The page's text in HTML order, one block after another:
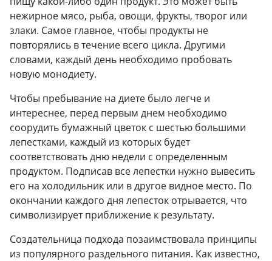
нежирное мясо, рыба, овощи, фрукты, творог или
злаки. Самое главное, чтобы продукты не
повторялись в течение всего цикла. Другими
словами, каждый день необходимо пробовать
новую монодиету.
Чтобы пребывание на диете было легче и
интереснее, перед первым днем необходимо
соорудить бумажный цветок с шестью большими
лепестками, каждый из которых будет
соответствовать дню недели с определенным
продуктом. Подписав все лепестки нужно вывесить
его на холодильник или в другое видное место. По
окончании каждого дня лепесток отрывается, что
символизирует приближение к результату.
Создательница подхода позаимствовала принципы
из популярного раздельного питания. Как известно,